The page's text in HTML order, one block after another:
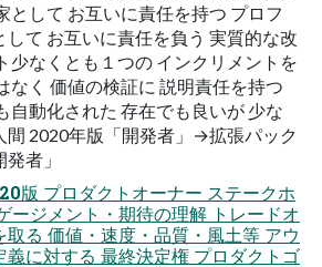
として お互いに責任を持つ プロフ
して お互いに責任を負う 実質的な改
少なくとも１つの インクリメントを
なく 価値の検証に 説明責任を持つ
自動化された 存在でも良いが 少な
間 2020年版「開発者」→拡張パック
者」
版 プロダクトオーナー ステークホ
ージメント・期待の理解 トレードオ
取る 価値・速度・品質・風土等 アウ
義に対する 最終決定権 プロダクトゴ